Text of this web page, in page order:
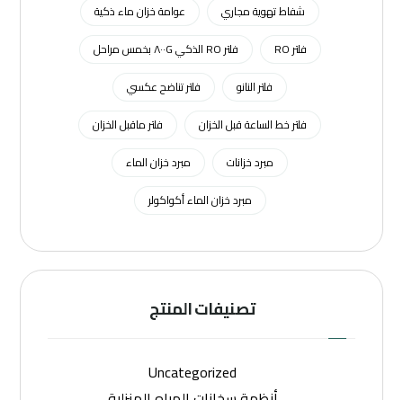
شفاط تهوية مجاري
عوامة خزان ماء ذكية
فلتر RO
فلتر RO الذكي ٨٠٠G بخمس مراحل
فلتر النانو
فلتر تناضح عكسي
فلتر خط الساعة قبل الخزان
فلتر ماقبل الخزان
مبرد خزانات
مبرد خزان الماء
مبرد خزان الماء أكواكولر
تصنيفات المنتج
Uncategorized